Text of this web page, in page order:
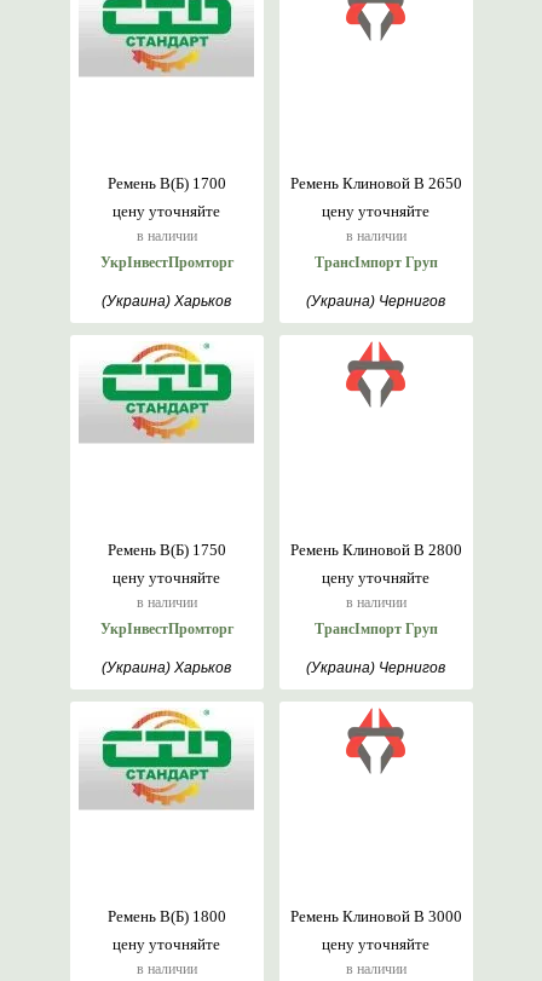
цену уточняйте
в наличии
Ремень В(Б) 1700
УкрІнвестПромторг
(Украина) Харьков
цену уточняйте
в наличии
Ремень Клиновой В 2650
ТрансІмпорт Груп
(Украина) Чернигов
цену уточняйте
в наличии
Ремень В(Б) 1750
УкрІнвестПромторг
(Украина) Харьков
цену уточняйте
в наличии
Ремень Клиновой В 2800
ТрансІмпорт Груп
(Украина) Чернигов
цену уточняйте
в наличии
Ремень В(Б) 1800
цену уточняйте
в наличии
Ремень Клиновой В 3000